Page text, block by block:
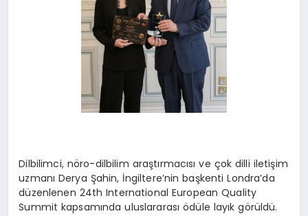
Dilbilimci, nöro-dilbilim araştırmacısı ve çok dilli iletişim
uzmanı Derya Şahin, İngiltere’nin başkenti Londra’da
düzenlenen 24th International European Quality
Summit kapsamında uluslararası ödüle layık görüldü.